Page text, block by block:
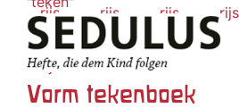
Vorm tekenboek